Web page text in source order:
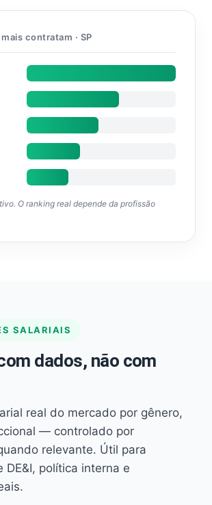
contratam · SP
O ranking real depende da profissão
SALARIAIS
dados, não com
real do mercado por gênero,
— controlado por
relevante. Útil para
DE&I, política interna e